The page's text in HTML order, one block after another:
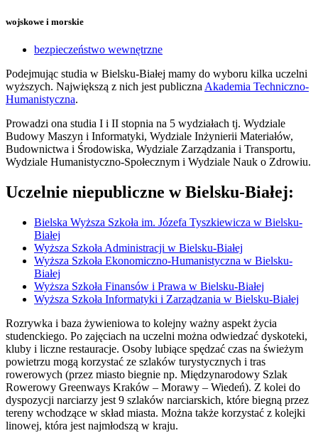
wojskowe i morskie
bezpieczeństwo wewnętrzne
Podejmując studia w Bielsku-Białej mamy do wyboru kilka uczelni
wyższych. Największą z nich jest publicznaAkademia Techniczno-
Humanistyczna.
Prowadzi ona studia I i II stopnia na 5 wydziałach tj. Wydziale
Budowy Maszyn i Informatyki, Wydziale Inżynierii Materiałów,
Budownictwa i Środowiska, Wydziale Zarządzania i Transportu,
Wydziale Humanistyczno-Społecznym i Wydziale Nauk o Zdrowiu.
Uczelnie niepubliczne w Bielsku-Białej:
Bielska Wyższa Szkoła im. Józefa Tyszkiewicza w Bielsku-
Białej
Wyższa Szkoła Administracji w Bielsku-Białej
Wyższa Szkoła Ekonomiczno-Humanistyczna w Bielsku-
Białej
Wyższa Szkoła Finansów i Prawa w Bielsku-Białej
Wyższa Szkoła Informatyki i Zarządzania w Bielsku-Białej
Rozrywka i baza żywieniowa to kolejny ważny aspekt życia
studenckiego. Po zajęciach na uczelni można odwiedzać dyskoteki,
kluby i liczne restauracje. Osoby lubiące spędzać czas na świeżym
powietrzu mogą korzystać ze szlaków turystycznych i tras
rowerowych (przez miasto biegnie np. Międzynarodowy Szlak
Rowerowy Greenways Kraków – Morawy – Wiedeń). Z kolei do
dyspozycji narciarzy jest 9 szlaków narciarskich, które biegną przez
tereny wchodzące w skład miasta. Można także korzystać z kolejki
linowej, która jest najmłodszą w kraju.